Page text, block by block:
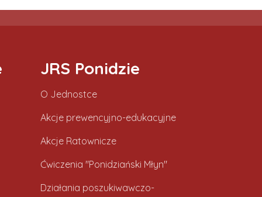
JRS Ponidzie
O Jednostce
Akcje prewencyjno-edukacyjne
Akcje Ratownicze
Ćwiczenia "Ponidziański Młyn"
Działania poszukiwawczo-